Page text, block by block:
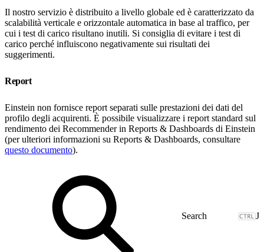
Il nostro servizio è distribuito a livello globale ed è caratterizzato da
scalabilità verticale e orizzontale automatica in base al traffico, per
cui i test di carico risultano inutili. Si consiglia di evitare i test di
carico perché influiscono negativamente sui risultati dei
suggerimenti.
Report
Einstein non fornisce report separati sulle prestazioni dei dati del
profilo degli acquirenti. È possibile visualizzare i report standard sul
rendimento dei Recommender in Reports & Dashboards di Einstein
(per ulteriori informazioni su Reports & Dashboards, consultare
questo documento).
J